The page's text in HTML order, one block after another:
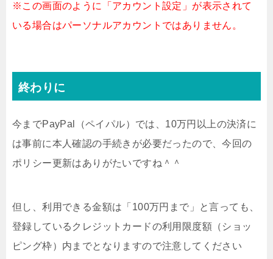
※この画面のように「アカウント設定」が表示されて
いる場合はパーソナルアカウントではありません。
終わりに
今までPayPal（ペイパル）では、10万円以上の決済に
は事前に本人確認の手続きが必要だったので、今回の
ポリシー更新はありがたいですね＾＾
但し、利用できる金額は「100万円まで」と言っても、
登録しているクレジットカードの利用限度額（ショッ
ピング枠）内までとなりますので注意してください